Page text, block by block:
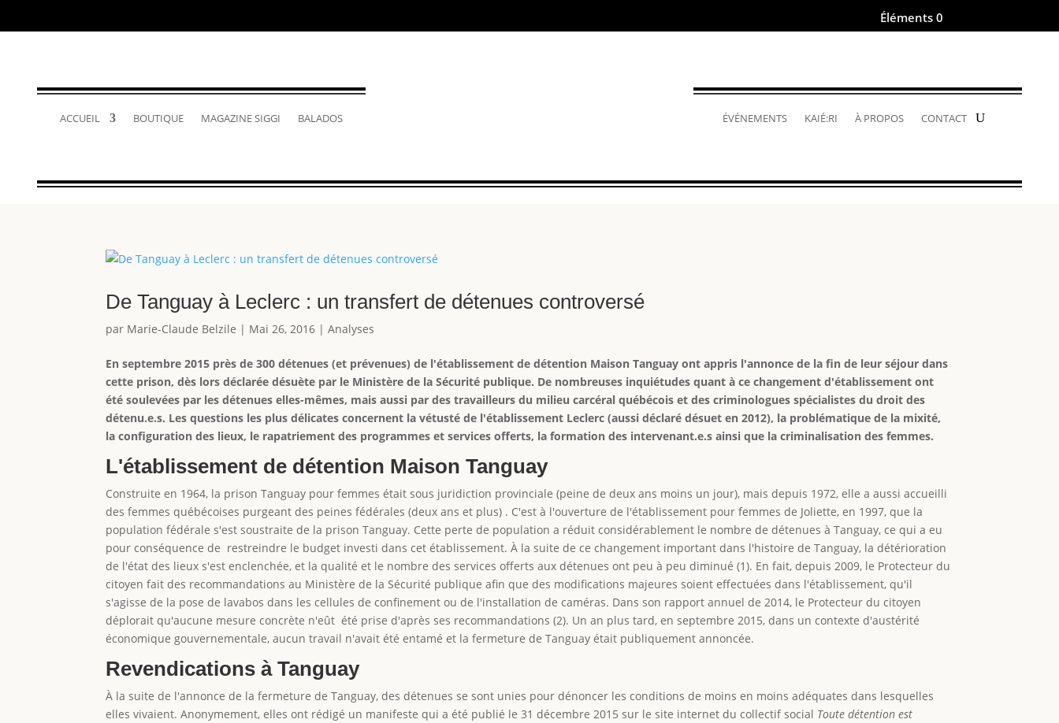
Éléments 0
ACCUEIL BOUTIQUE MAGAZINE SIGGI BALADOS ÉVÉNEMENTS KAIÉ:RI À PROPOS CONTACT
De Tanguay à Leclerc : un transfert de détenues controversé
par Marie-Claude Belzile | Mai 26, 2016 |Analyses
En septembre 2015 près de 300 détenues (et prévenues) de l'établissement de détention Maison Tanguay ont appris l'annonce de la fin de leur séjour dans
cette prison, dès lors déclarée désuète par le Ministère de la Sécurité publique. De nombreuses inquiétudes quant à ce changement d'établissement ont
été soulevées par les détenues elles-mêmes, mais aussi par des travailleurs du milieu carcéral québécois et des criminologues spécialistes du droit des
détenu.e.s. Les questions les plus délicates concernent la vétusté de l'établissement Leclerc (aussi déclaré désuet en 2012), la problématique de la mixité,
la configuration des lieux, le rapatriement des programmes et services offerts, la formation des intervenant.e.s ainsi que la criminalisation des femmes.
L'établissement de détention Maison Tanguay
Construite en 1964, la prison Tanguay pour femmes était sous juridiction provinciale (peine de deux ans moins un jour), mais depuis 1972, elle a aussi accueilli
des femmes québécoises purgeant des peines fédérales (deux ans et plus) . C'est à l'ouverture de l'établissement pour femmes de Joliette, en 1997, que la
population fédérale s'est soustraite de la prison Tanguay. Cette perte de population a réduit considérablement le nombre de détenues à Tanguay, ce qui a eu
pour conséquence de restreindre le budget investi dans cet établissement. À la suite de ce changement important dans l'histoire de Tanguay, la détérioration
de l'état des lieux s'est enclenchée, et la qualité et le nombre des services offerts aux détenues ont peu à peu diminué (1). En fait, depuis 2009, le Protecteur du
citoyen fait des recommandations au Ministère de la Sécurité publique afin que des modifications majeures soient effectuées dans l'établissement, qu'il
s'agisse de la pose de lavabos dans les cellules de confinement ou de l'installation de caméras. Dans son rapport annuel de 2014, le Protecteur du citoyen
déplorait qu'aucune mesure concrète n'eût été prise d'après ses recommandations (2). Un an plus tard, en septembre 2015, dans un contexte d'austérité
économique gouvernementale, aucun travail n'avait été entamé et la fermeture de Tanguay était publiquement annoncée.
Revendications à Tanguay
À la suite de l'annonce de la fermeture de Tanguay, des détenues se sont unies pour dénoncer les conditions de moins en moins adéquates dans lesquelles
elles vivaient. Anonymement, elles ont rédigé un manifeste qui a été publié le 31 décembre 2015 sur le site internet du collectif social Toute détention est